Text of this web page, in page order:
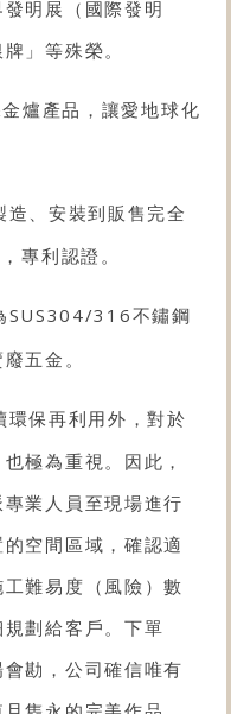
明展（國際發明
」等殊榮。
爐產品，讓愛地球化
、安裝到販售完全
專利認證。
SUS304/316不鏽鋼
五金。
保再利用外，對於
極為重視。因此，
業人員至現場進行
空間區域，確認適
難易度（風險）數
劃給客戶。下單
勘，公司確信唯有